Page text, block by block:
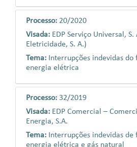
Processo: 20/2020
Visada: EDP Serviço Universal, S.
Eletricidade, S. A.)
Tema: Interrupções indevidas
energia elétrica
Processo: 32/2019
Visada: EDP Comercial –
Energia, S.A.
Tema: Interrupções indevidas
energia elétrica e gás natural